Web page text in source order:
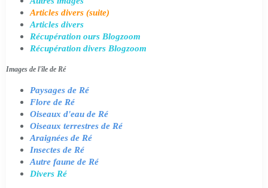
Articles divers (suite)
Articles divers
Récupération ours Blogzoom
Récupération divers Blogzoom
Images de l'île de Ré
Paysages de Ré
Flore de Ré
Oiseaux d'eau de Ré
Oiseaux terrestres de Ré
Araignées de Ré
Insectes de Ré
Autre faune de Ré
Divers Ré